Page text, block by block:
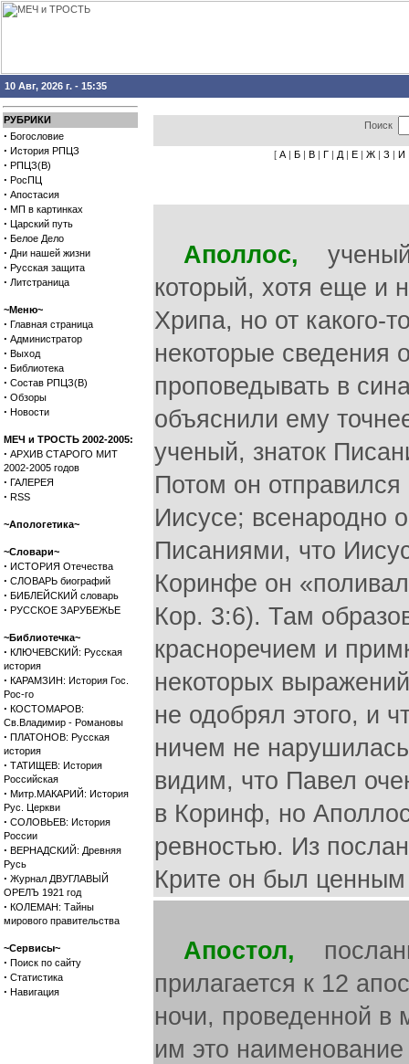
10 Авг, 2026 г. - 15:35
РУБРИКИ
· Богословие
· История РПЦЗ
· РПЦЗ(В)
· РосПЦ
· Апостасия
· МП в картинках
· Царский путь
· Белое Дело
· Дни нашей жизни
· Русская защита
· Литстраница
~Меню~
· Главная страница
· Администратор
· Выход
· Библиотека
· Состав РПЦЗ(В)
· Обзоры
· Новости
МЕЧ и ТРОСТЬ 2002-2005:
· АРХИВ СТАРОГО МИТ
2002-2005 годов
· ГАЛЕРЕЯ
· RSS
~Апологетика~
~Словари~
· ИСТОРИЯ Отечества
· СЛОВАРЬ биографий
· БИБЛЕЙСКИЙ словарь
· РУССКОЕ ЗАРУБЕЖЬЕ
~Библиотечка~
· КЛЮЧЕВСКИЙ: Русская
история
· КАРАМЗИН: История Гос.
Рос-го
· КОСТОМАРОВ:
Св.Владимир - Романовы
· ПЛАТОНОВ: Русская
история
· ТАТИЩЕВ: История
Российская
· Митр.МАКАРИЙ: История
Рус. Церкви
· СОЛОВЬЕВ: История
России
· ВЕРНАДСКИЙ: Древняя
Русь
· Журнал ДВУГЛАВЫЙ
ОРЕЛЪ 1921 год
· КОЛЕМАН: Тайны
мирового правительства
~Сервисы~
· Поиск по сайту
· Статистика
· Навигация
Поиск
[ А | Б | В | Г | Д | Е | Ж | З | И
Аполлос, ученый
который, хотя еще и
Хрипа, но от какого-
некоторые сведения
проповедывать в
объяснили ему
ученый, знаток
Потом он
Иисусе; всенародно
Писаниями, что
Коринфе он
Кор. 3:6). Там
красноречием и
некоторых
не одобрял этого, и
ничем не
видим, что Павел
в Коринф, но
ревностью. Из
Крите он был
Апостол,
прилагается к 12
ночи, проведенной в
им это